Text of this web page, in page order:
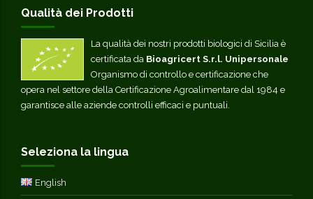
Qualità dei Prodotti
La qualità dei nostri prodotti biologici di Sicilia è
certificata da Bioagricert S.r.l. Unipersonale
Organismo di controllo e certificazione che
opera nel settore della Certificazione Agroalimentare dal 1984 e
garantisce alle aziende controlli efficaci e puntuali.
Seleziona la lingua
English